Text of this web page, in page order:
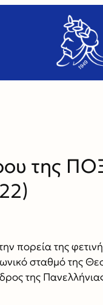
της
πορεία της
σταθμό της
της